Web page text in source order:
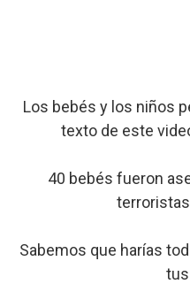
Los bebés y los niños
texto de este
40 bebés fueron
Sabemos que harías